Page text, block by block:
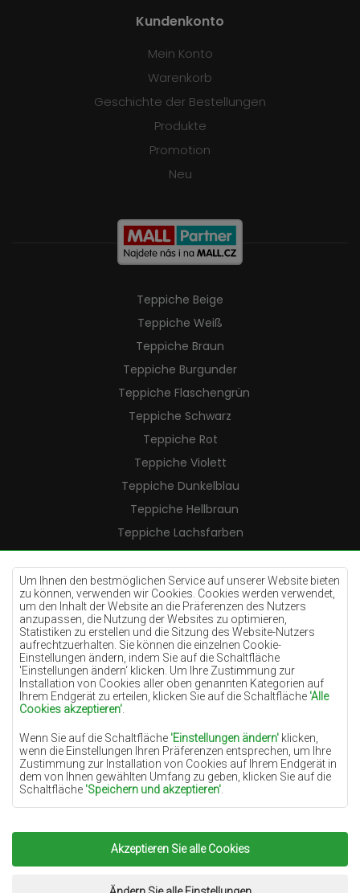
Um Ihnen den bestmöglichen Service auf unserer Website bieten
zu können, verwenden wir Cookies. Cookies werden verwendet,
um den Inhalt der Website an die Präferenzen des Nutzers
anzupassen, die Nutzung der Websites zu optimieren,
Statistiken zu erstellen und die Sitzung des Website-Nutzers
aufrechtzuerhalten. Sie können die einzelnen Cookie-
Einstellungen ändern, indem Sie auf die Schaltfläche
'Einstellungen ändern‘ klicken. Um Ihre Zustimmung zur
Installation von Cookies aller oben genannten Kategorien auf
Ihrem Endgerät zu erteilen, klicken Sie auf die Schaltfläche 'Alle
Cookies akzeptieren'
Wenn Sie auf die Schaltfläche 'Einstellungen ändern' klicken,
wenn die Einstellungen Ihren Präferenzen entsprechen, um Ihre
Zustimmung zur Installation von Cookies auf Ihrem Endgerät in
dem von Ihnen gewählten Umfang zu geben, klicken Sie auf die
Schaltfläche 'Speichern und akzeptieren'
Grundlage für die Verarbeitung das berechtigte Interesse des
Datenverwalters (TEPPICHECHEMEX) oder Dritter in Form der
Bereitstellung qualitativ hochwertiger Dienste auf unserer
Website und der Marketingaktivitäten des Datenverwalters und
seiner vertrauenswürdigen Partner.
Akzeptieren Sie alle Cookies
Kundenkonto
Mein Konto
Warenkorb
Geschichte der Bestellungen
Produkte
Promotion
Neu
Teppiche Beige
Teppiche Weiß
Teppiche Braun
Teppiche Burgunder
Teppiche Flaschengrün
Teppiche Schwarz
Teppiche Rot
Teppiche Violett
Teppiche Dunkelblau
Teppiche Hellbraun
Teppiche Lachsfarben
Teppiche Cremefarben
Teppiche Lilac
Teppiche Gelb
Teppiche Pfefferminz
Teppiche Blau
Teppiche Orange
Teppiche Rosa
Teppiche Terrakotte
Teppiche Grün
Teppiche Golden
Copyright 2022Teppiche Chemex.Alle Rechte